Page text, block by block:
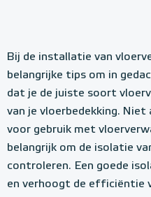
Bij de installatie van
belangrijke tips om in
dat je de juiste soort
van je vloerbedekking.
voor gebruik met
belangrijk om de isolatie
controleren. Een goede
en verhoogt de efficiëntie